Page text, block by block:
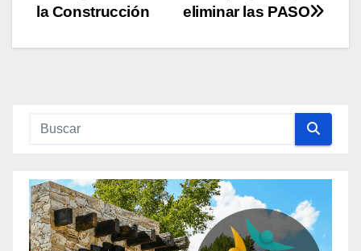
entradas
eliminar las PASO
la Construcción